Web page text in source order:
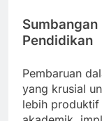
Pendidikan
Pembaruan
yang krusial
lebih produktif